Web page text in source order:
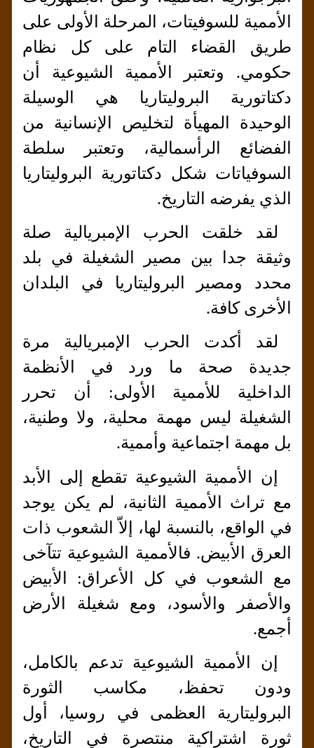
الأممية للسوفيتات، المرحلة الأولى على
طريق القضاء التام على كل نظام
حكومي. وتعتبر الأممية الشيوعية أن
دكتاتورية البروليتاريا هي الوسيلة
الوحيدة المهيأة لتخليص الإنسانية من
الفضائع الرأسمالية، وتعتبر سلطة
السوفياتات شكل دكتاتورية البروليتاريا
الذي يفرضه التاريخ.
لقد خلقت الحرب الإمبريالية صلة
وثيقة جدا بين مصير الشغيلة في بلد
محدد ومصير البروليتاريا في البلدان
الأخرى كافة.
لقد أكدت الحرب الإمبريالية مرة
جديدة صحة ما ورد في الأنظمة
الداخلية للأممية الأولى: أن تحرر
الشغيلة ليس مهمة محلية، ولا وطنية،
بل مهمة اجتماعية وأممية.
إن الأممية الشيوعية تقطع إلى الأبد
مع تراث الأممية الثانية، لم يكن يوجد
في الواقع، بالنسبة لها، إلاّ الشعوب ذات
العرق الأبيض. فالأممية الشيوعية تتآخى
مع الشعوب في كل الأعراق: الأبيض
والأصفر والأسود، ومع شغيلة الأرض
أجمع.
إن الأممية الشيوعية تدعم بالكامل،
ودون تحفظ، مكاسب الثورة
البروليتارية العظمى في روسيا، أول
ثورة اشتراكية منتصرة في التاريخ،